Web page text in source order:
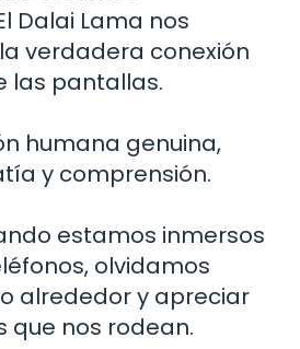
Dalai Lama nos
verdadera conexión
las pantallas.
humana genuina,
y comprensión.
estamos inmersos
olvidamos
alrededor y apreciar
que nos rodean.